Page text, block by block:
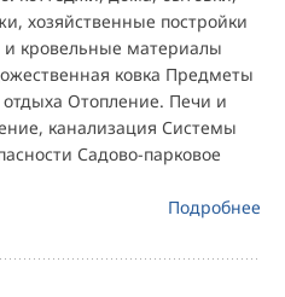
хозяйственные постройки
кровельные материалы
ковка Предметы
Отопление. Печи и
канализация Системы
Садово-парковое
Подробнее